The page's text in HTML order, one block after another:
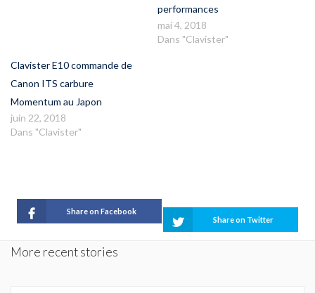
performances
mai 4, 2018
Dans "Clavister"
Clavister E10 commande de
Canon ITS carbure
Momentum au Japon
juin 22, 2018
Dans "Clavister"
Share on Facebook
Share on Twitter
More recent stories